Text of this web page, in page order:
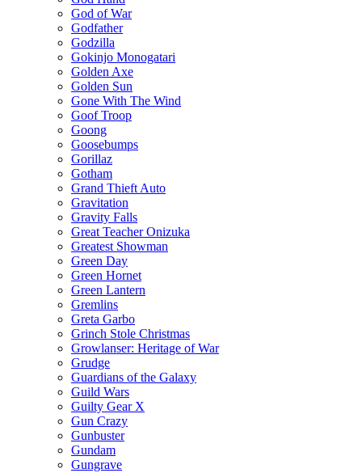
God of War
Godfather
Godzilla
Gokinjo Monogatari
Golden Axe
Golden Sun
Gone With The Wind
Goof Troop
Goong
Goosebumps
Gorillaz
Gotham
Grand Thieft Auto
Gravitation
Gravity Falls
Great Teacher Onizuka
Greatest Showman
Green Day
Green Hornet
Green Lantern
Gremlins
Greta Garbo
Grinch Stole Christmas
Growlanser: Heritage of War
Grudge
Guardians of the Galaxy
Guild Wars
Guilty Gear X
Gun Crazy
Gunbuster
Gundam
Gungrave